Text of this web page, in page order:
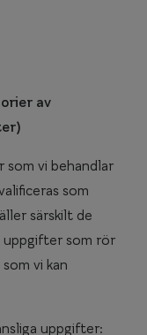
av
som vi behandlar
som
särskilt de
uppgifter som rör
vi kan
uppgifter: